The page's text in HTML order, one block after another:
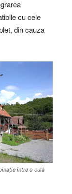
cu cele
din cauza
între o culă